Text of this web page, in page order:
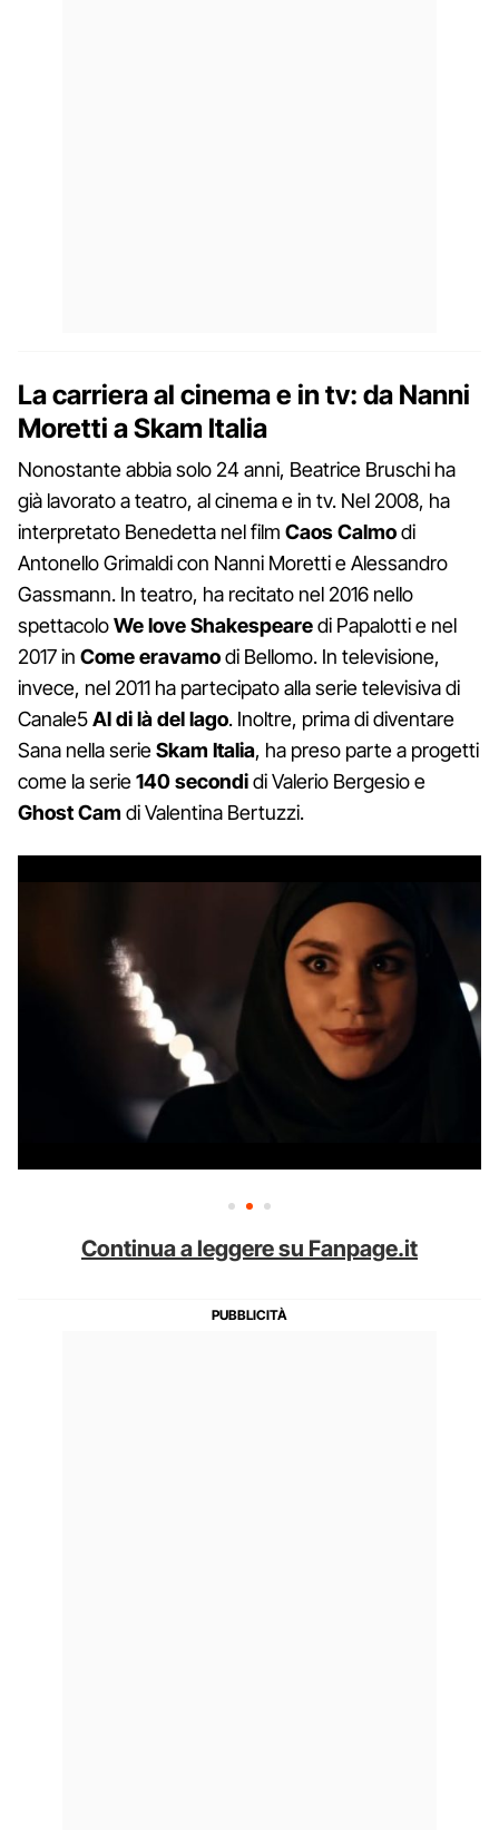
La carriera al cinema e in tv: da Nanni
Moretti a Skam Italia
Nonostante abbia solo 24 anni, Beatrice Bruschi ha
già lavorato a teatro, al cinema e in tv. Nel 2008, ha
interpretato Benedetta nel film Caos Calmodi
Antonello Grimaldi con Nanni Moretti e Alessandro
Gassmann. In teatro, ha recitato nel 2016 nello
spettacoloWe love Shakespearedi Papalotti e nel
2017 in Come eravamodi Bellomo. In televisione,
invece, nel 2011 ha partecipato alla serie televisiva di
Canale5Al di là del lago. Inoltre, prima di diventare
Sana nella serieSkam Italia, ha preso parte a progetti
come la serie140 secondidi Valerio Bergesio e
Ghost Cam di Valentina Bertuzzi.
Continua a leggere su Fanpage.it